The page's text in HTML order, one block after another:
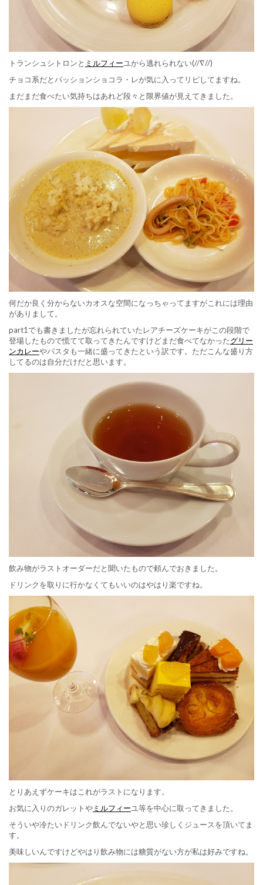
トランシュシトロンと ミルフィーユから逃れられない(//∇//)
チョコ系だとパッションショコラ・レが気に入ってリピしてますね。
まだまだ食べたい気持ちはあれど段々と限界値が見えてきました。
何だか良く分からないカオスな空間になっちゃってますがこれには理由
がありまして。
part1でも書きましたが忘れられていたレアチーズケーキがこの段階で
登場したもので慌てて取ってきたんですけどまだ食べてなかったグリー
ンカレーやパスタも一緒に盛ってきたという訳です。ただこんな盛り方
してるのは自分だけだと思います。
飲み物がラストオーダーだと聞いたもので頼んでおきました。
ドリンクを取りに行かなくてもいいのはやはり楽ですね。
とりあえずケーキはこれがラストになります。
お気に入りのガレットやミルフィーユ等を中心に取ってきました。
そういや冷たいドリンク飲んでないやと思い珍しくジュースを頂いてま
す。
美味しいんですけどやはり飲み物には糖質がない方が私は好みですね。